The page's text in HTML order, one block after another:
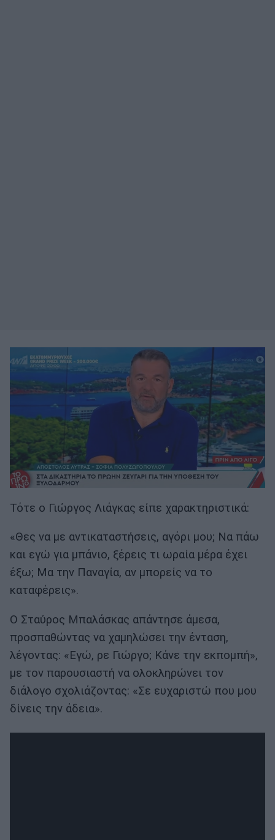
Τότε ο Γιώργος Λιάγκας είπε χαρακτηριστικά:
«Θες να με αντικαταστήσεις, αγόρι μου; Να πάω
και εγώ για μπάνιο, ξέρεις τι ωραία μέρα έχει
έξω; Μα την Παναγία, αν μπορείς να το
καταφέρεις».
Ο Σταύρος Μπαλάσκας απάντησε άμεσα,
προσπαθώντας να χαμηλώσει την ένταση,
λέγοντας: «Εγώ, ρε Γιώργο; Κάνε την εκπομπή»,
με τον παρουσιαστή να ολοκληρώνει τον
διάλογο σχολιάζοντας: «Σε ευχαριστώ που μου
δίνεις την άδεια».